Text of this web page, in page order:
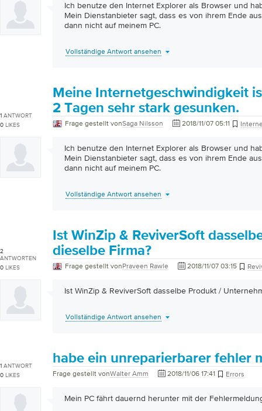
Ich benutze den Internet Explorer als Browser und
Mein Dienstanbieter sagt, dass es von ihrem Ende
dann nicht auf meinem PC.
Vollständige Antwort ansehen
1 ANTWORT
0 LIKES
Meine Internetgeschwindigkeit
2 Tagen sehr stark gesunken.
Frage gestellt vonSaga Nilsson 2018/11/07 05:11
Ich benutze den Internet Explorer als Browser und
Mein Dienstanbieter sagt, dass es von ihrem Ende
dann nicht auf meinem PC.
Vollständige Antwort ansehen
2
ANTWORTEN
0 LIKES
Ist WinZip & ReviverSoft
dieselbe Firma?
Frage gestellt vonPraveen Rawle 2018/11/07 03:15
Ist WinZip & ReviverSoft dasselbe Produkt /
Vollständige Antwort ansehen
1 ANTWORT
0 LIKES
habe ein unreparierbarer fehler
Frage gestellt vonWalter Amm 2018/11/06 17:41 Errors
Mein PC fährt dauernd herunter mit der